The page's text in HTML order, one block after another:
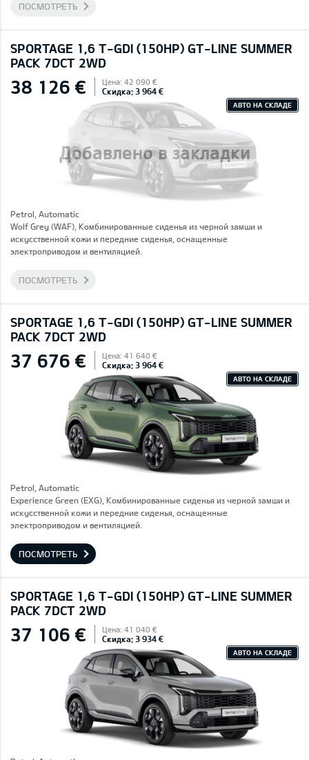
ПОСМОТРЕТЬ
SPORTAGE 1,6 T-GDI (150HP) GT-LINE SUMMER
PACK 7DCT 2WD
Добавлено в закладки
38 126 € Цена: 42 090 €
Скидка: 3 964 €
АВТО НА СКЛАДЕ
Petrol, Automatic
Wolf Grey (WAF), Комбинированные сиденья из черной замши и
искусственной кожи и передние сиденья, оснащенные
электроприводом и вентиляцией.
ПОСМОТРЕТЬ
SPORTAGE 1,6 T-GDI (150HP) GT-LINE SUMMER
PACK 7DCT 2WD
37 676 € Цена: 41 640 €
Скидка: 3 964 €
АВТО НА СКЛАДЕ
Petrol, Automatic
Experience Green (EXG), Комбинированные сиденья из черной замши и
искусственной кожи и передние сиденья, оснащенные
электроприводом и вентиляцией.
ПОСМОТРЕТЬ
SPORTAGE 1,6 T-GDI (150HP) GT-LINE SUMMER
PACK 7DCT 2WD
37 106 € Цена: 41 040 €
Скидка: 3 934 €
АВТО НА СКЛАДЕ